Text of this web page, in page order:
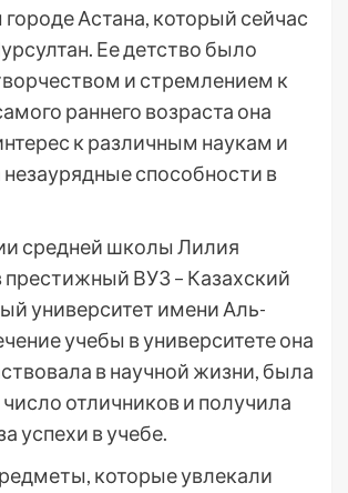
Астана, который сейчас
Ее детство было
и стремлением к
раннего возраста она
к различным наукам и
способности в
средней школы Лилия
престижный ВУЗ – Казахский
университет имени Аль-
учебы в университете она
в научной жизни, была
число отличников и получила
успехи в учебе.
которые увлекали